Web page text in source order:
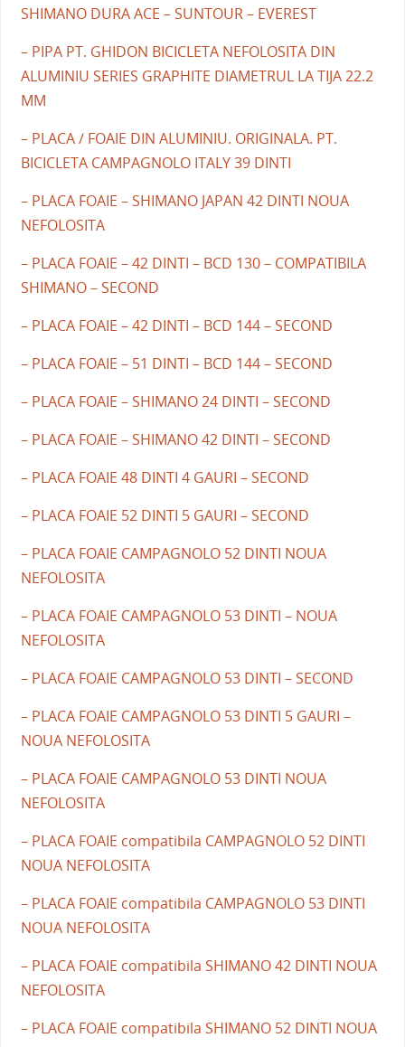
SHIMANO DURA ACE – SUNTOUR – EVEREST
– PIPA PT. GHIDON BICICLETA NEFOLOSITA DIN
ALUMINIU SERIES GRAPHITE DIAMETRUL LA TIJA 22.2
MM
– PLACA / FOAIE DIN ALUMINIU. ORIGINALA. PT.
BICICLETA CAMPAGNOLO ITALY 39 DINTI
– PLACA FOAIE – SHIMANO JAPAN 42 DINTI NOUA
NEFOLOSITA
– PLACA FOAIE – 42 DINTI – BCD 130 – COMPATIBILA
SHIMANO – SECOND
– PLACA FOAIE – 42 DINTI – BCD 144 – SECOND
– PLACA FOAIE – 51 DINTI – BCD 144 – SECOND
– PLACA FOAIE – SHIMANO 24 DINTI – SECOND
– PLACA FOAIE – SHIMANO 42 DINTI – SECOND
– PLACA FOAIE 48 DINTI 4 GAURI – SECOND
– PLACA FOAIE 52 DINTI 5 GAURI – SECOND
– PLACA FOAIE CAMPAGNOLO 52 DINTI NOUA
NEFOLOSITA
– PLACA FOAIE CAMPAGNOLO 53 DINTI – NOUA
NEFOLOSITA
– PLACA FOAIE CAMPAGNOLO 53 DINTI – SECOND
– PLACA FOAIE CAMPAGNOLO 53 DINTI 5 GAURI –
NOUA NEFOLOSITA
– PLACA FOAIE CAMPAGNOLO 53 DINTI NOUA
NEFOLOSITA
– PLACA FOAIE compatibila CAMPAGNOLO 52 DINTI
NOUA NEFOLOSITA
– PLACA FOAIE compatibila CAMPAGNOLO 53 DINTI
NOUA NEFOLOSITA
– PLACA FOAIE compatibila SHIMANO 42 DINTI NOUA
NEFOLOSITA
– PLACA FOAIE compatibila SHIMANO 52 DINTI NOUA